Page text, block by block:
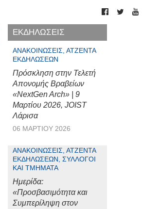
ΕΚΔΗΛΩΣΕΙΣ
ΑΝΑΚΟΙΝΏΣΕΙΣ, ΑΤΖΈΝΤΑ
ΕΚΔΗΛΏΣΕΩΝ
Πρόσκληση στην Τελετή
Απονομής Βραβείων
«NextGen Arch» | 9
Μαρτίου 2026, JOIST
Λάρισα
06 ΜΑΡΤΊΟΥ 2026
ΑΝΑΚΟΙΝΏΣΕΙΣ, ΑΤΖΈΝΤΑ
ΕΚΔΗΛΏΣΕΩΝ, ΣΎΛΛΟΓΟΙ
ΚΑΙ ΤΜΉΜΑΤΑ
Ημερίδα:
«Προσβασιμότητα και
Συμπερίληψη στον